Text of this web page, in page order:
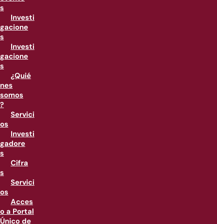
s
Investi
gacione
s
Investi
gacione
s
¿Quié
nes
somos
?
Servici
os
Investi
gadore
s
Cifra
s
Servici
os
Acces
o a Portal
Único de